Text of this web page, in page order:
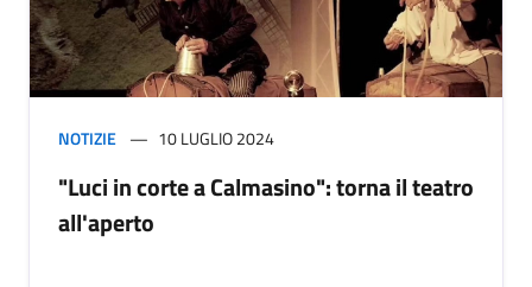
NOTIZIE 10 LUGLIO 2024
"Luci in corte a Calmasino": torna il teatro
all'aperto